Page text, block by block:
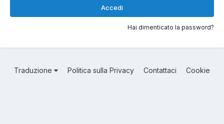
Accedi
Hai dimenticato la password?
Traduzione Politica sulla Privacy Contattaci Cookie